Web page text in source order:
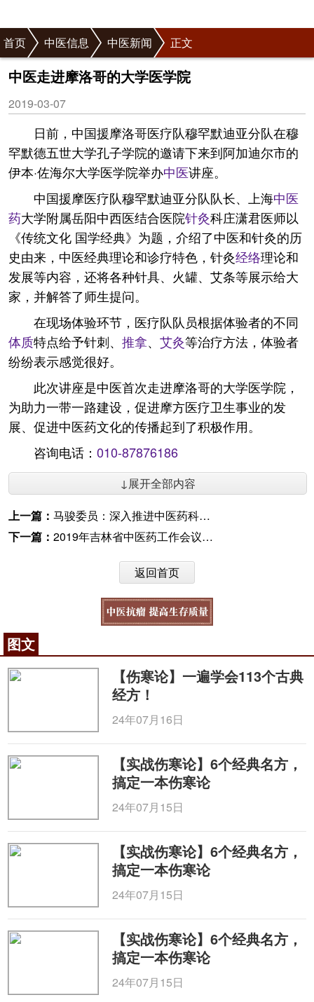
首页 中医信息 中医新闻 正文
中医走进摩洛哥的大学医学院
2019-03-07
日前，中国援摩洛哥医疗队穆罕默迪亚分队在穆
罕默德五世大学孔子学院的邀请下来到阿加迪尔市的
伊本·佐海尔大学医学院举办中医讲座。
中国援摩医疗队穆罕默迪亚分队队长、上海中医
药大学附属岳阳中西医结合医院针灸科庄潇君医师以
《传统文化 国学经典》为题，介绍了中医和针灸的历
史由来，中医经典理论和诊疗特色，针灸经络理论和
发展等内容，还将各种针具、火罐、艾条等展示给大
家，并解答了师生提问。
在现场体验环节，医疗队队员根据体验者的不同
体质特点给予针刺、 推拿、 艾灸等治疗方法，体验者
纷纷表示感觉很好。
此次讲座是中医首次走进摩洛哥的大学医学院，
为助力一带一路建设，促进摩方医疗卫生事业的发
展、促进中医药文化的传播起到了积极作用。
咨询电话： 010-87876186
↓展开全部内容
上一篇： 马骏委员：深入推进中医药科普进校园
下一篇： 2019年吉林省中医药工作会议召开
返回首页
图文
【伤寒论】一遍学会113个古典
经方！
24年07月16日
【实战伤寒论】6个经典名方，
搞定一本伤寒论
24年07月15日
【实战伤寒论】6个经典名方，
搞定一本伤寒论
24年07月15日
【实战伤寒论】6个经典名方，
搞定一本伤寒论
24年07月15日